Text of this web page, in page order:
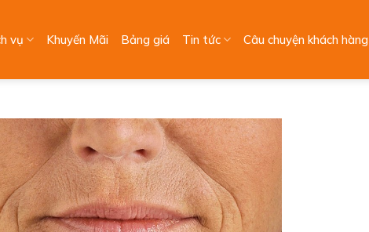
vụ Khuyến Mãi Bảng giá Tin tức Câu chuyện khách hàng